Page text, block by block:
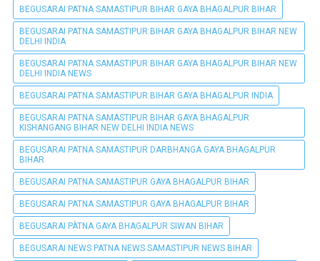
BEGUSARAI PATNA SAMASTIPUR BIHAR GAYA BHAGALPUR BIHAR
BEGUSARAI PATNA SAMASTIPUR BIHAR GAYA BHAGALPUR BIHAR NEW
DELHI INDIA
BEGUSARAI PATNA SAMASTIPUR BIHAR GAYA BHAGALPUR BIHAR NEW
DELHI INDIA NEWS
BEGUSARAI PATNA SAMASTIPUR BIHAR GAYA BHAGALPUR INDIA
BEGUSARAI PATNA SAMASTIPUR BIHAR GAYA BHAGALPUR
KISHANGANG BIHAR NEW DELHI INDIA NEWS
BEGUSARAI PATNA SAMASTIPUR DARBHANGA GAYA BHAGALPUR
BIHAR
BEGUSARAI PATNA SAMASTIPUR GAYA BHAGALPUR BIHAR
BEGUSARAI PATNA SAMASTIPUR GAYA BHAGALPUR BIHAR
BEGUSARAI PÀTNA GAYA BHAGALPUR SIWAN BIHAR
BEGUSARAI NEWS PATNA NEWS SAMASTIPUR NEWS BIHAR